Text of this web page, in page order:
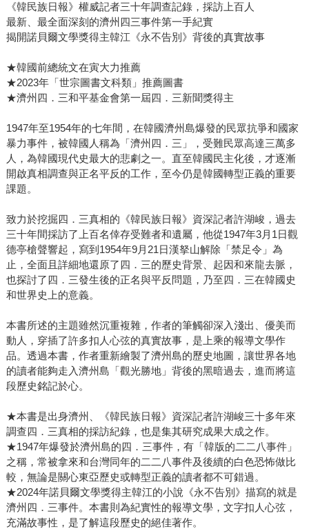
《韓民族日報》權威記者三十年調查記錄，採訪上百人
最新、最全面深刻的濟州四三事件第一手紀實
揭開諾貝爾文學獎得主韓江《永不告別》背後的真實故事
★韓國前總統文在寅大力推薦
★2023年「世宗圖書文科類」推薦圖書
★濟州四．三和平基金會第一屆四．三新聞獎得主
1947年至1954年的七年間，在韓國濟州島爆發的民眾抗爭和國家
暴力事件，被韓國人稱為「濟州四．三」，受難民眾高達三萬多
人，為韓國現代史最大的悲劇之一。直至韓國民主化後，才逐漸
開啟真相調查與正名平反的工作，至今仍是韓國轉型正義的重要
課題。
致力於挖掘四．三真相的《韓民族日報》資深記者許湖峻，過去
三十年間採訪了上百名倖存受難者和遺屬，他從1947年3月1日觀
德亭槍聲響起，寫到1954年9月21日漢拏山解除「禁足令」為
止，全面且詳細地還原了四．三的歷史背景、起因和來龍去脈，
也探討了四．三發生後的正名與平反問題，乃至四．三在韓國史
和世界史上的意義。
本書所述的主題雖然沉重複雜，作者的筆觸卻深入淺出、優美而
動人，穿插了許多扣人心弦的真實故事，是上乘的報導文學作
品。透過本書，作者重新繪製了濟州島的歷史地圖，讓世界各地
的讀者能夠走入濟州島「觀光勝地」背後的黑暗過去，進而將這
段歷史銘記於心。
★本書是出身濟州、《韓民族日報》資深記者許湖峻三十多年來
調查四．三真相的採訪紀錄，也是集其研究成果大成之作。
★1947年爆發於濟州島的四．三事件，有「韓版的二二八事件」
之稱，常被拿來和台灣同年的二二八事件及後續的白色恐怖做比
較，無論是關心東亞歷史或轉型正義的讀者都不可錯過。
★2024年諾貝爾文學獎得主韓江的小說《永不告別》描寫的就是
濟州四．三事件。本書則為紀實性的報導文學，文字扣人心弦，
充滿故事性，是了解這段歷史的絕佳著作。